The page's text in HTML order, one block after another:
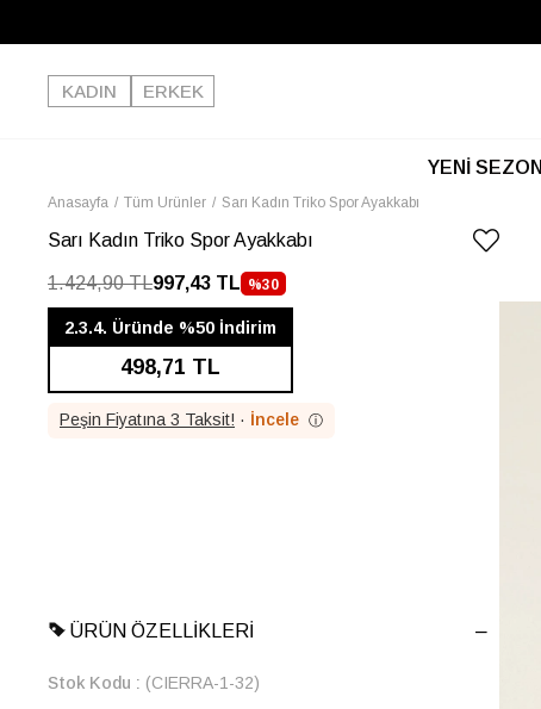
KADIN
ERKEK
YENİ SEZON
Anasayfa Tüm Ürünler Sarı Kadın Triko Spor Ayakkabı
Sarı Kadın Triko Spor Ayakkabı
1.424,90 TL997,43 TL %30
İNDIRIM
2.3.4. Üründe %50 İndirim
498,71 TL
Peşin Fiyatına 3 Taksit! · İncele ⓘ
ÜRÜN ÖZELLIKLERI
Stok Kodu
(CIERRA-1-32)